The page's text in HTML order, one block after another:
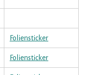
Foliensticker
Foliensticker